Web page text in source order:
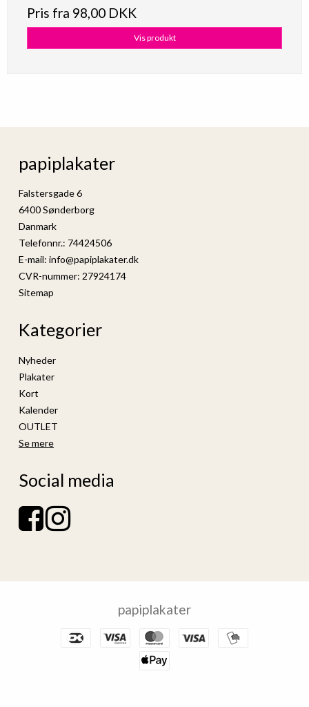
Pris fra 98,00 DKK
Vis produkt
papiplakater
Falstersgade 6
6400 Sønderborg
Danmark
Telefonnr.: 74424506
E-mail: info@papiplakater.dk
CVR-nummer: 27924174
Sitemap
Kategorier
Nyheder
Plakater
Kort
Kalender
OUTLET
Se mere
Social media
papiplakater